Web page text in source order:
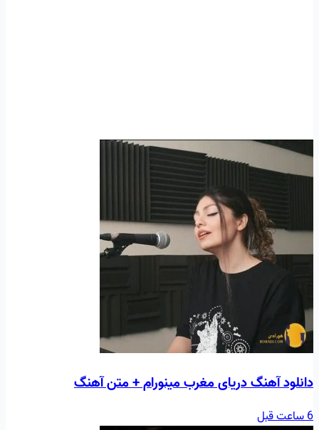
دانلود آهنگ دریای مغرب مینورام + متن آهنگ
6 ساعت قبل